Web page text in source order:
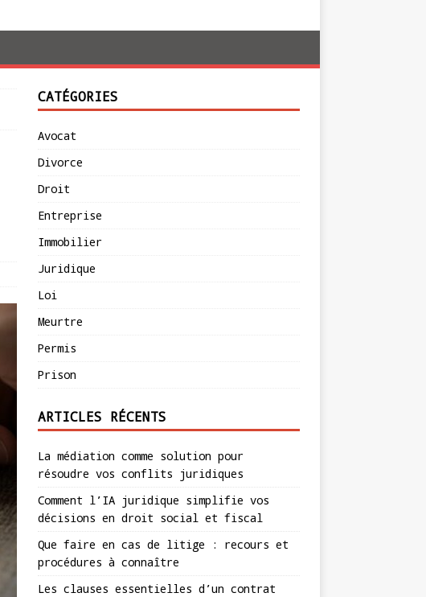
CATÉGORIES
Avocat
Divorce
Droit
Entreprise
Immobilier
Juridique
Loi
Meurtre
Permis
Prison
ARTICLES RÉCENTS
La médiation comme solution pour
résoudre vos conflits juridiques
Comment l’IA juridique simplifie vos
décisions en droit social et fiscal
Que faire en cas de litige : recours et
procédures à connaître
Les clauses essentielles d’un contrat